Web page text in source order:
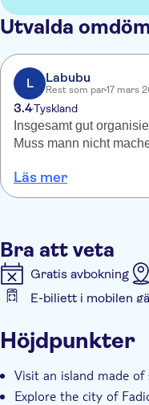
Utvalda
L Labubu
Rest som par17 mars
3.4Tyskland
Insgesamt gut
Muss mann nicht
Läs mer
Bra att veta
Gratis avbokning
E-biljett i mobilen
Omedelbar
Group tour
Höjdpunkter
Visit an island made of
Explore the city of